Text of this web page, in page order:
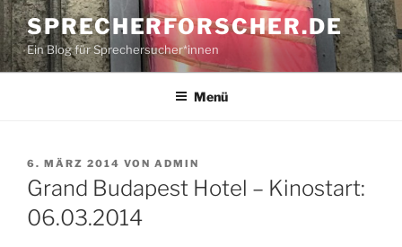
Zum
Inhalt
springen
SPRECHERFORSCHER.DE
Ein Blog für Sprechersucher*innen
Menü
VERÖFFENTLICHT
AM
6. MÄRZ 2014 VON ADMIN
Grand Budapest Hotel – Kinostart:
06.03.2014